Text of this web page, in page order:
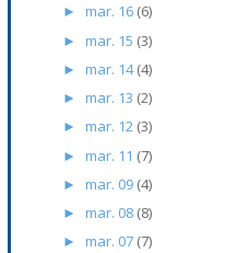
► mar. 16 (6)
► mar. 15 (3)
► mar. 14(4)
► mar. 13 (2)
► mar. 12 (3)
► mar. 11 (7)
► mar. 09 (4)
► mar. 08 (8)
► mar. 07 (7)